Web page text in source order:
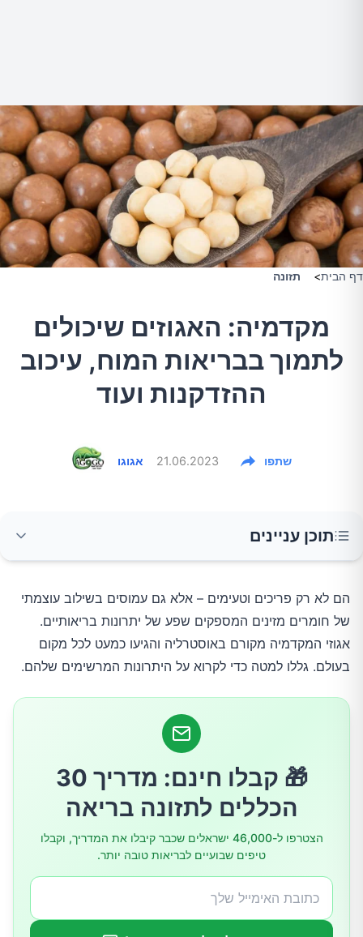
דף הבית> תזונה
מקדמיה: האגוזים שיכולים
לתמוך בבריאות המוח, עיכוב
ההזדקנות ועוד
אגוגו 21.06.2023 שתפו
תוכן עניינים
1.מקדמיה עשירים בשומנים בריאים ללב
2.עמוסים בנוגדי חמצון
7.תמיכה בחילוף החומרים ובבריאות כללית
הם לא רק פריכים וטעימים – אלא גם עמוסים בשילוב עוצמתי
של חומרים מזינים המספקים שפע של יתרונות בריאותיים.
אגוזי המקדמיה מקורם באוסטרליה והגיעו כמעט לכל מקום
בעולם. גללו למטה כדי לקרוא על היתרונות המרשימים שלהם.
🎁 קבלו חינם: מדריך 30
הכללים לתזונה בריאה
הצטרפו ל-46,000 ישראלים שכבר קיבלו את המדריך, וקבלו
טיפים שבועיים לבריאות טובה יותר.